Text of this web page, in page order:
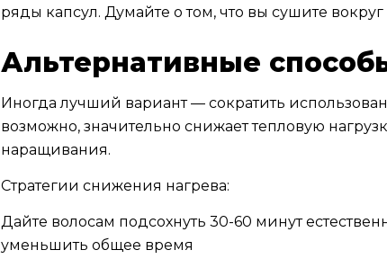
ряды капсул. Думайте о том, что вы сушите вокруг
Альтернативные
Иногда лучший вариант — сократить
возможно, значительно снижает тепловую
наращивания.
Стратегии снижения нагрева:
Дайте волосам подсохнуть 30-60 минут
уменьшить общее время